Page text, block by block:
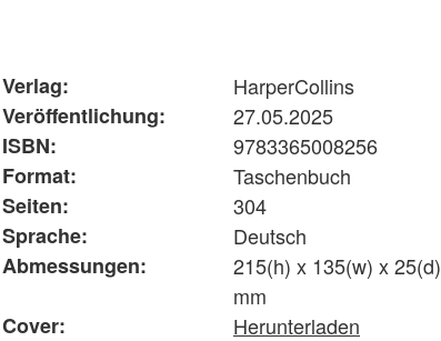
Verlag:
HarperCollins
Veröffentlichung:
27.05.2025
ISBN:
9783365008256
Format:
Taschenbuch
Seiten:
304
Sprache:
Deutsch
Abmessungen:
215(h) x 135(w) x 25(d)
mm
Cover:
Herunterladen